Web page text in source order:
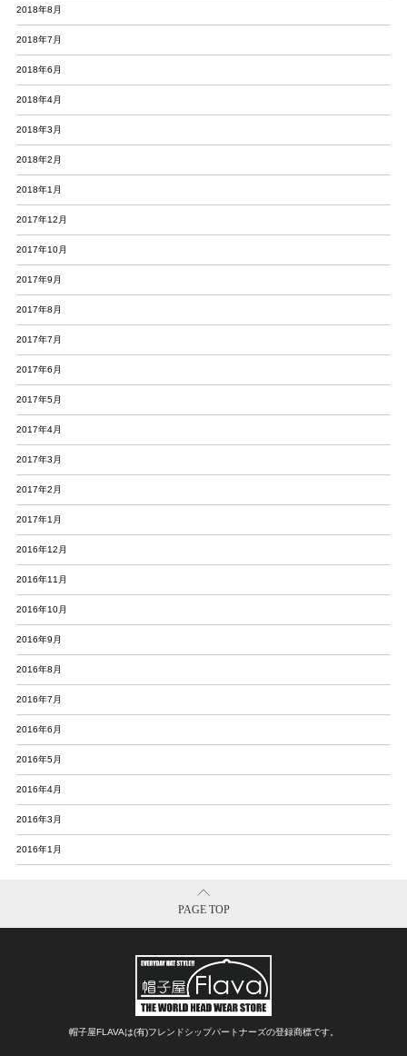
2018年8月
2018年7月
2018年6月
2018年4月
2018年3月
2018年2月
2018年1月
2017年12月
2017年10月
2017年9月
2017年8月
2017年7月
2017年6月
2017年5月
2017年4月
2017年3月
2017年2月
2017年1月
2016年12月
2016年11月
2016年10月
2016年9月
2016年8月
2016年7月
2016年6月
2016年5月
2016年4月
2016年3月
2016年1月
PAGE TOP
帽子屋FLAVAは(有)フレンドシップパートナーズの登録商標です。